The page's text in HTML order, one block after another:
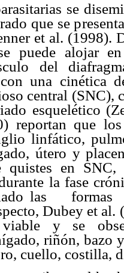
se
que se
et al. (1998).
puede alojar
del
con una cinética
central (SNC),
esquelético
reportan que
linfático,
útero y
quistes en
la fase
las formas
Dubey et al.
viable y se
riñón, bazo
cuello, costilla,